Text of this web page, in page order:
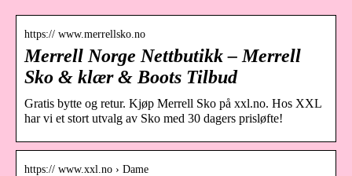
https:// www.merrellsko.no
Merrell Norge Nettbutikk – Merrell
Sko & klær & Boots Tilbud
Gratis bytte og retur. Kjøp Merrell Sko på xxl.no. Hos XXL
har vi et stort utvalg av Sko med 30 dagers prisløfte!
https:// www.xxl.no › Dame